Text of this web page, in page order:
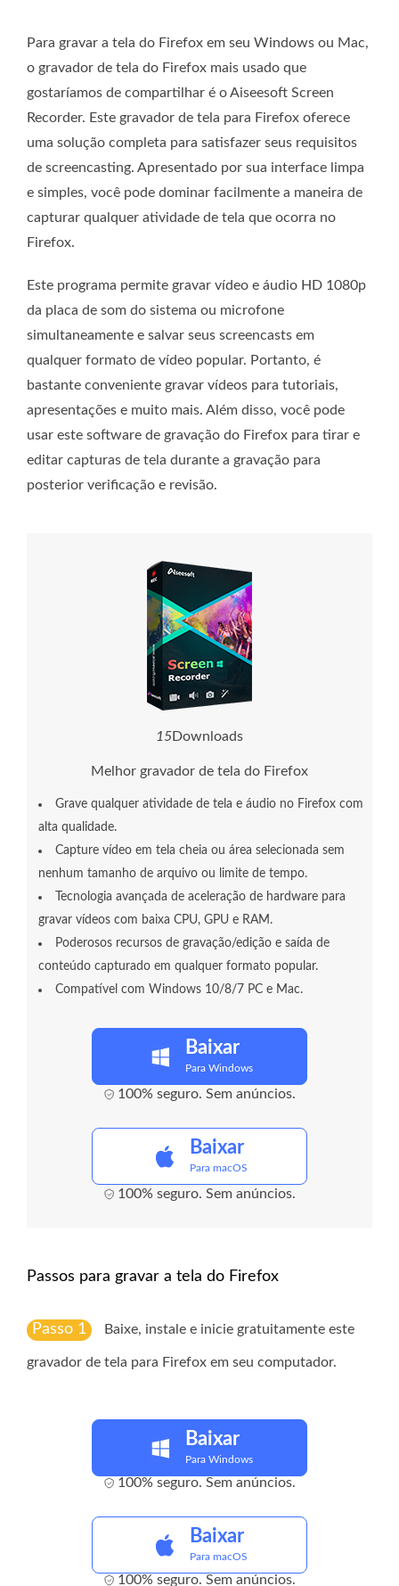
Para gravar a tela do Firefox em seu Windows ou Mac,
o gravador de tela do Firefox mais usado que
gostaríamos de compartilhar é o Aiseesoft Screen
Recorder. Este gravador de tela para Firefox oferece
uma solução completa para satisfazer seus requisitos
de screencasting. Apresentado por sua interface limpa
e simples, você pode dominar facilmente a maneira de
capturar qualquer atividade de tela que ocorra no
Firefox.
Este programa permite gravar vídeo e áudio HD 1080p
da placa de som do sistema ou microfone
simultaneamente e salvar seus screencasts em
qualquer formato de vídeo popular. Portanto, é
bastante conveniente gravar vídeos para tutoriais,
apresentações e muito mais. Além disso, você pode
usar este software de gravação do Firefox para tirar e
editar capturas de tela durante a gravação para
posterior verificação e revisão.
15Downloads
Melhor gravador de tela do Firefox
Grave qualquer atividade de tela e áudio no Firefox com
alta qualidade.
Capture vídeo em tela cheia ou área selecionada sem
nenhum tamanho de arquivo ou limite de tempo.
Tecnologia avançada de aceleração de hardware para
gravar vídeos com baixa CPU, GPU e RAM.
Poderosos recursos de gravação/edição e saída de
conteúdo capturado em qualquer formato popular.
Compatível com Windows 10/8/7 PC e Mac.
Baixar
Para Windows
100% seguro. Sem anúncios.
Baixar
Para macOS
100% seguro. Sem anúncios.
Passos para gravar a tela do Firefox
Passo 1 Baixe, instale e inicie gratuitamente este
gravador de tela para Firefox em seu computador.
Baixar
Para Windows
100% seguro. Sem anúncios.
Baixar
Para macOS
100% seguro. Sem anúncios.